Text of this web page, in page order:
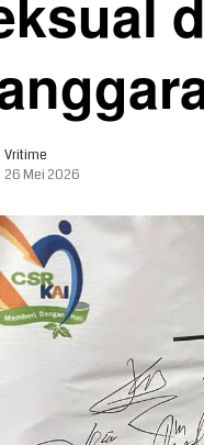
Vritime
26 Mei 2026